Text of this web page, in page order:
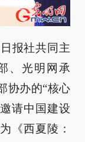
报社共同主
、光明网承
协办的“核心
请中国建设
《西夏陵：